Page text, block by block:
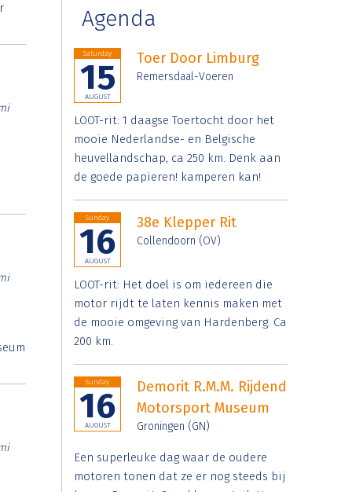
Agenda
Saturday
15
AUGUST
Toer Door Limburg
Remersdaal-Voeren
LOOT-rit: 1 daagse Toertocht door het
mooie Nederlandse- en Belgische
heuvellandschap, ca 250 km. Denk aan
de goede papieren! kamperen kan!
Sunday
16
AUGUST
38e Klepper Rit
Collendoorn (OV)
LOOT-rit: Het doel is om iedereen die
motor rijdt te laten kennis maken met
de mooie omgeving van Hardenberg. Ca
200 km.
Sunday
16
AUGUST
Demorit R.M.M. Rijdend
Motorsport Museum
Groningen (GN)
Een superleuke dag waar de oudere
motoren tonen dat ze er nog steeds bij